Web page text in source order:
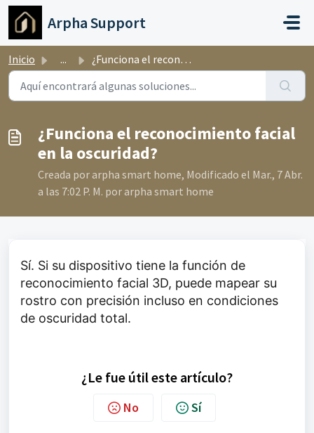
Ir al contenido principal
Arpha Support
Inicio ... ¿Funciona el reconocimiento facial en la oscuridad?
¿Funciona el reconocimiento facial
en la oscuridad?
Creada por arpha smart home, Modificado el Mar., 7 Abr.
a las 7:02 P. M. por arpha smart home
Sí. Si su dispositivo tiene la función de
reconocimiento facial 3D, puede mapear su
rostro con precisión incluso en condiciones
de oscuridad total.
¿Le fue útil este artículo?
No Sí